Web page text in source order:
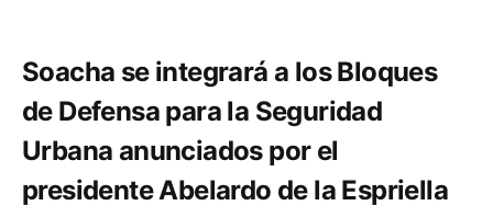
Soacha se integrará a los Bloques
de Defensa para la Seguridad
Urbana anunciados por el
presidente Abelardo de la Espriella